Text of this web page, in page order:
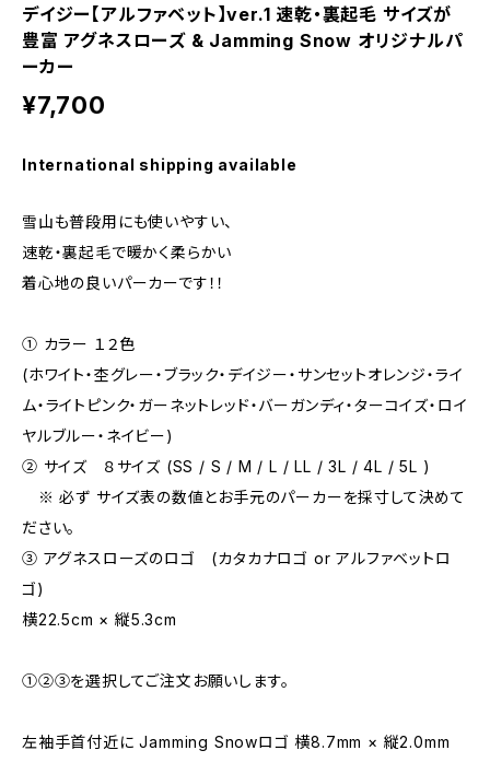
デイジー【アルファベット】ver.1 速乾・裏起毛 サイズが
豊富 アグネスローズ & Jamming Snow オリジナルパ
ーカー
¥7,700
International shipping available
雪山も普段用にも使いやすい、
速乾・裏起毛で暖かく柔らかい
着心地の良いパーカーです！！
① カラー １２色
(ホワイト・杢グレー・ブラック・デイジー・サンセットオレンジ・ライ
ム・ライトピンク・ガーネットレッド・バーガンディ・ターコイズ・ロイ
ヤルブルー・ネイビー)
② サイズ ８サイズ (SS / S / M / L / LL / 3L / 4L / 5L )
※ 必ず サイズ表の数値とお手元のパーカーを採寸して決めて
ださい。
③ アグネスローズのロゴ (カタカナロゴ or アルファベットロ
ゴ)
横22.5cm × 縦5.3cm
①②③を選択してご注文お願いします。
左袖手首付近に Jamming Snowロゴ 横8.7mm × 縦2.0mm